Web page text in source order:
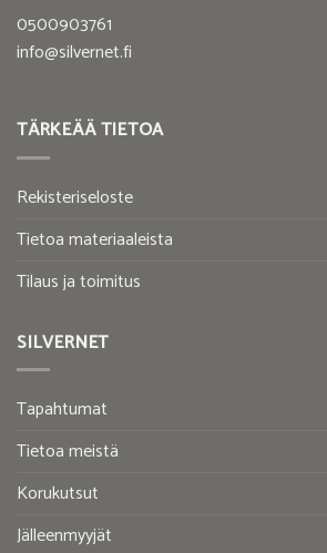
0500903761
info@silvernet.fi
TÄRKEÄÄ TIETOA
Rekisteriseloste
Tietoa materiaaleista
Tilaus ja toimitus
SILVERNET
Tapahtumat
Tietoa meistä
Korukutsut
Jälleenmyyjät